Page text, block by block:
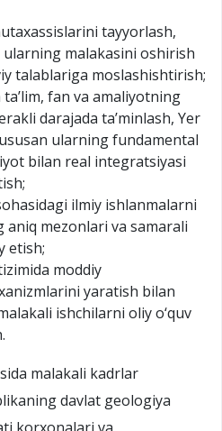
tayyorlash,
malakasini oshirish
talablariga moslashishtirish;
fan va amaliyotning
darajada taʼminlash, Yer
ularning fundamental
bilan real integratsiyasi
ilmiy ishlanmalarni
mezonlari va samarali
etish;
moddiy
yaratish bilan
ishchilarni oliy o‘quv
malakali kadrlar
davlat geologiya